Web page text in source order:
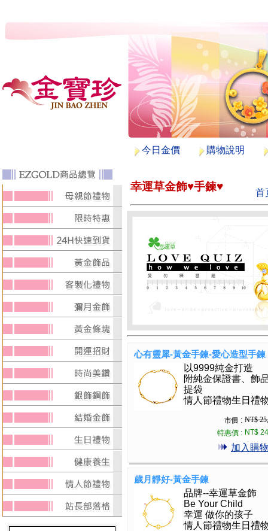
今日金價 購物說明
幸運草金飾♥手鍊♥ 首
心有靈犀-黃金手鍊-愛心造型手鍊
以9999純金打造
附純金保證書、飾
提袋
情人節禮物生日禮
市價 : NT$
特惠價 : NT$
加入購
歲月靜好-黃金手鍊
品牌--幸運草金飾
Be Your Child
幸運 做你的孩子
情人節禮物生日禮